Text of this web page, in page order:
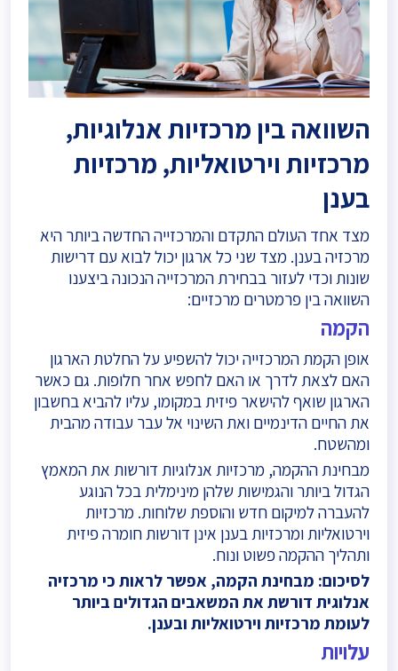
השוואה בין מרכזיות אנלוגיות,
מרכזיות וירטואליות, מרכזיות
בענן
מצד אחד העולם התקדם והמרכזייה החדשה ביותר היא
מרכזיה בענן. מצד שני כל ארגון יכול לבוא עם דרישות
שונות וכדי לעזור בבחירת המרכזייה הנכונה ביצענו
השוואה בין פרמטרים מרכזיים:
הקמה
אופן הקמת המרכזייה יכול להשפיע על החלטת הארגון
האם לצאת לדרך או האם לחפש אחר חלופות. גם כאשר
הארגון שואף להישאר פיזית במקומו, עליו להביא בחשבון
את החיים הדינמיים ואת השינוי אל עבר עבודה מהבית
ומהשטח.
מבחינת ההקמה, מרכזיות אנלוגיות דורשות את המאמץ
הגדול ביותר והגמישות שלהן מינימלית בכל הנוגע
להעברה למיקום חדש והוספת שלוחות. מרכזיות
וירטואליות ומרכזיות בענן אינן דורשות חומרה פיזית
ותהליך ההקמה פשוט ונוח.
לסיכום: מבחינת הקמה, אפשר לראות כי מרכזיה
אנלוגית דורשת את המשאבים הגדולים ביותר
לעומת מרכזיות וירטואליות ובענן.
עלויות